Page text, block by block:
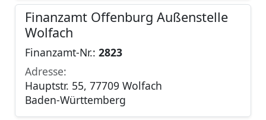
Finanzamt Offenburg Außenstelle
Wolfach
Finanzamt-Nr.: 2823
Adresse:
Hauptstr. 55, 77709 Wolfach
Baden-Württemberg